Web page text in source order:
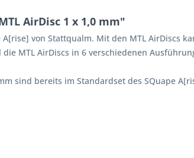
AirDisc 1 x 1,0 mm"
A[rise] von Stattqualm. Mit den MTL
MTL AirDiscs in 6 verschiedenen
sind bereits im Standardset des SQuape